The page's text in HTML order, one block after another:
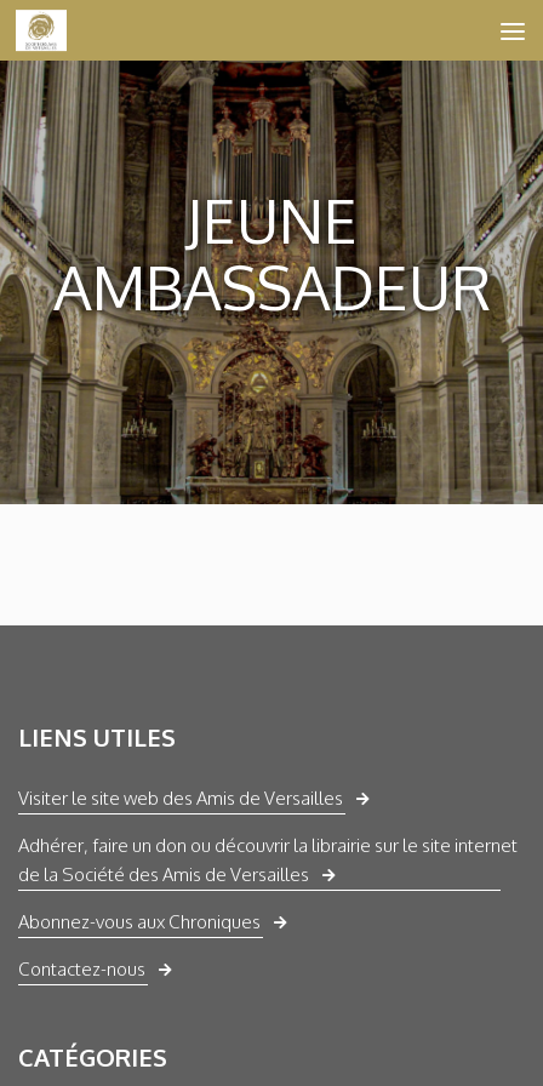
Skip to content
JEUNE
AMBASSADEUR
LIENS UTILES
Visiter le site web des Amis de Versailles
Adhérer, faire un don ou découvrir la librairie sur le site internet
de la Société des Amis de Versailles
Abonnez-vous aux Chroniques
Contactez-nous
CATÉGORIES